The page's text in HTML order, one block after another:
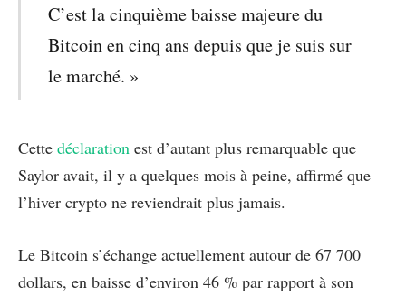
C’est la cinquième baisse majeure du
Bitcoin en cinq ans depuis que je suis sur
le marché. »
Cette déclaration est d’autant plus remarquable que
Saylor avait, il y a quelques mois à peine, affirmé que
l’hiver crypto ne reviendrait plus jamais.
Le Bitcoin s’échange actuellement autour de 67 700
dollars, en baisse d’environ 46 % par rapport à son